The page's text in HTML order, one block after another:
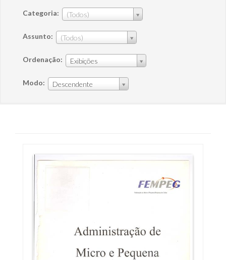
Categoria: (Todos)
Assunto: (Todos)
Ordenação: Exibições
Modo: Descendente